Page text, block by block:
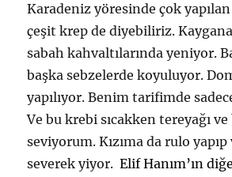
Karadeniz yöresinde çok
çeşit krep de diyebiliriz.
sabah kahvaltılarında yeniyor.
başka sebzelerde koyuluyor.
yapılıyor. Benim tarifimde
Ve bu krebi sıcakken tereyağı
seviyorum. Kızıma da rulo
severek yiyor. Elif Hanım’ın